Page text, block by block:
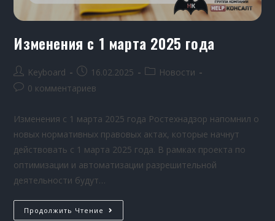
Изменения с 1 марта 2025 года
Keyboard 16.02.2025
Новости
0 комментариев
Изменения с 1 марта 2025 года Ростехнадзор напомнил о
новых нормативных правовых актах, которые начнут
действовать с 1 марта 2025 года. В рамках проекта по
оптимизации и автоматизации разрешительной
деятельности будут…
Продолжить Чтение